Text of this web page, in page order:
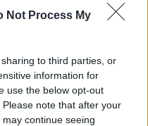
Not Process My
to third parties, or
information for
use the below opt-out
note that after your
continue seeing
con formazione
a Palazzo Vecchio:
e colonne su
In redazione propone
alla trasparenza e
primo impiego in banca.